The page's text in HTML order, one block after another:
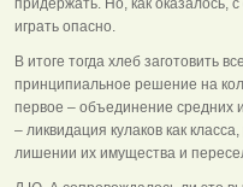
придержать. Но, как оказалось,
играть опасно.
В итоге тогда хлеб заготовить
принципиальное решение на
первое – объединение средних
– ликвидация кулаков как
лишении их имущества и